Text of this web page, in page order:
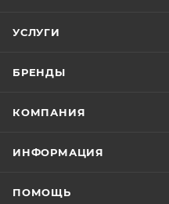
УСЛУГИ
БРЕНДЫ
КОМПАНИЯ
ИНФОРМАЦИЯ
ПОМОЩЬ